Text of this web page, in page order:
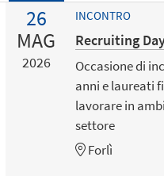
26
MAG
2026
INCONTRO
Recruiting
Occasione di
anni e laureati
lavorare in
settore
Forlì